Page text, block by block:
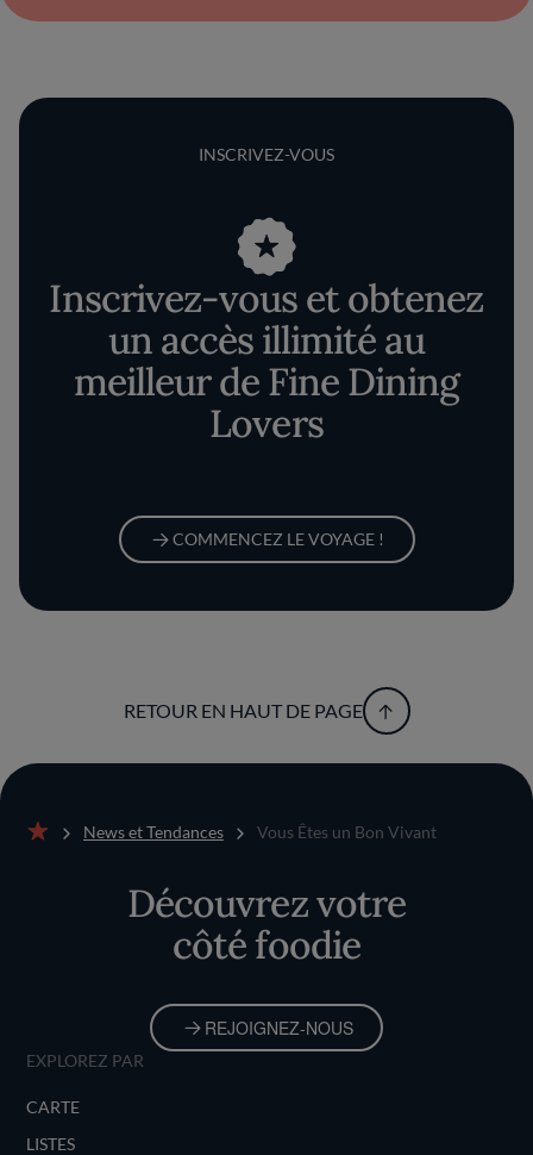
INSCRIVEZ-VOUS
Inscrivez-vous et obtenez
un accès illimité au
meilleur de Fine Dining
Lovers
COMMENCEZ LE VOYAGE !
RETOUR EN HAUT DE PAGE
News et Tendances Vous Êtes un Bon Vivant
Découvrez votre
côté foodie
REJOIGNEZ-NOUS
EXPLOREZ PAR
CARTE
LISTES